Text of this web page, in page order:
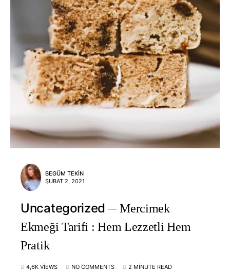
BEGÜM TEKIN
ŞUBAT 2, 2021
Uncategorized
Mercimek
Ekmeği Tarifi : Hem Lezzetli Hem
Pratik
4,6K VIEWS NO COMMENTS 2 MINUTE READ